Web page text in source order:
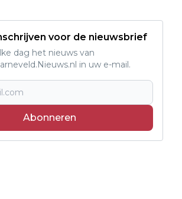
voor de nieuwsbrief
dag het nieuws van
in uw e-mail.
Abonneren